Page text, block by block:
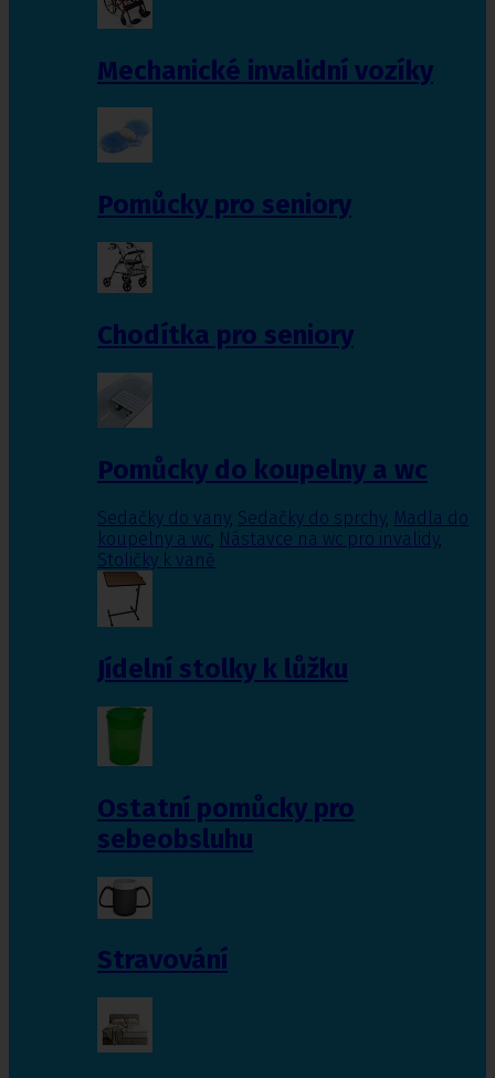
Mechanické invalidní vozíky
Pomůcky pro seniory
Chodítka pro seniory
Pomůcky do koupelny a wc
Sedačky do vany, Sedačky do sprchy, Madla do
koupelny a wc, Nástavce na wc pro invalidy,
Stoličky k vaně
Jídelní stolky k lůžku
Ostatní pomůcky pro
sebeobsluhu
Stravování